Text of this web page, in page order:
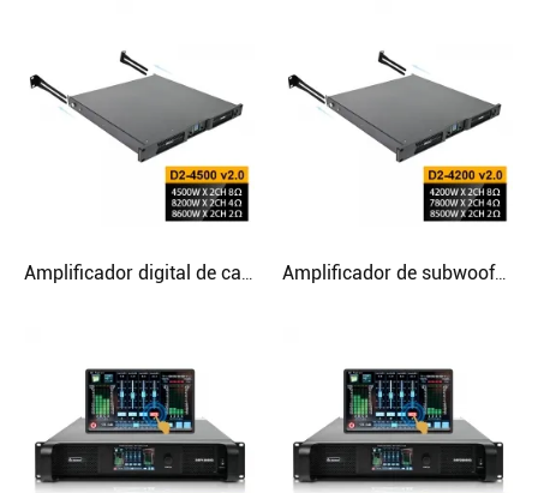
Amplificador digital de carburo de silicio de 2 canales y 4500 W con soporte trasero Amplificador de subwoofer de 2 canales de 4200 W clase D con soporte trasero